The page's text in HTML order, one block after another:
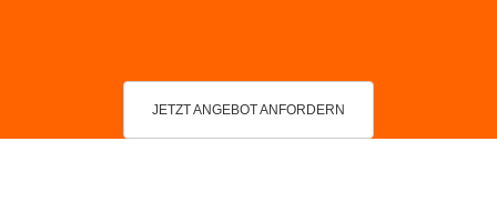
JETZT ANGEBOT ANFORDERN